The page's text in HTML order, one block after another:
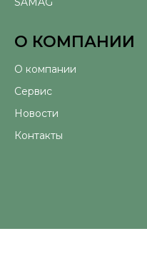
О КОМПАНИИ
О компании
Сервис
Новости
Контакты